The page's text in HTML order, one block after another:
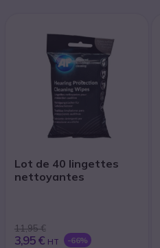
Lot de 40 lingettes
nettoyantes
11,95 €
3,95 € HT -66%